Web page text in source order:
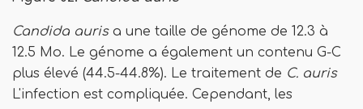
Candida aurisa une taille de génome de 12.3 à
12.5 Mo. Le génome a également un contenu G-C
plus élevé (44.5-44.8%). Le traitement de C. auris
L'infection est compliquée. Cependant, les